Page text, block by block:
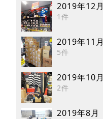
2019年12月
1件
2019年11月
5件
2019年10月
2件
2019年8月